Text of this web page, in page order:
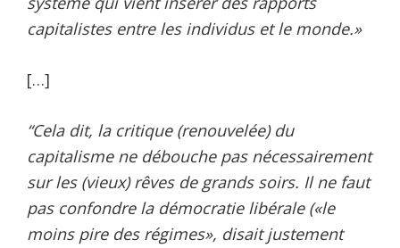
capitalistes entre les individus et le monde.»
[…]
“Cela dit, la critique (renouvelée) du
capitalisme ne débouche pas nécessairement
sur les (vieux) rêves de grands soirs. Il ne faut
pas confondre la démocratie libérale («le
moins pire des régimes», disait justement